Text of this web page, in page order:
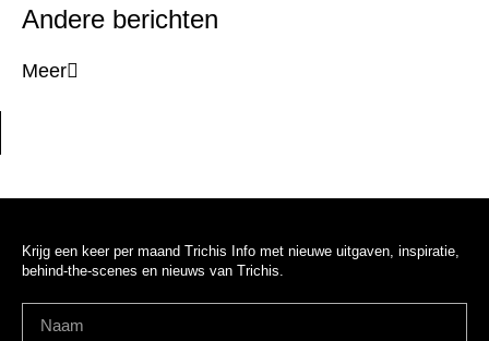
Andere berichten
Meer
Krijg een keer per maand Trichis Info met nieuwe uitgaven, inspiratie,
behind-the-scenes en nieuws van Trichis.